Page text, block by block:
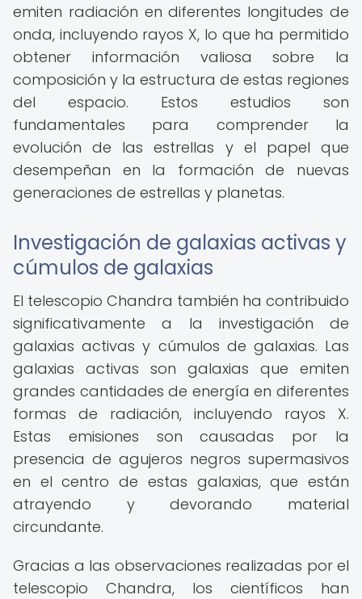
emiten radiación en diferentes longitudes de
onda, incluyendo rayos X, lo que ha permitido
obtener información valiosa sobre la
composición y la estructura de estas regiones
del espacio. Estos estudios son
fundamentales para comprender la
evolución de las estrellas y el papel que
desempeñan en la formación de nuevas
generaciones de estrellas y planetas.
Investigación de galaxias activas y
cúmulos de galaxias
El telescopio Chandra también ha contribuido
significativamente a la investigación de
galaxias activas y cúmulos de galaxias. Las
galaxias activas son galaxias que emiten
grandes cantidades de energía en diferentes
formas de radiación, incluyendo rayos X.
Estas emisiones son causadas por la
presencia de agujeros negros supermasivos
en el centro de estas galaxias, que están
atrayendo y devorando material
circundante.
Gracias a las observaciones realizadas por el
telescopio Chandra, los científicos han